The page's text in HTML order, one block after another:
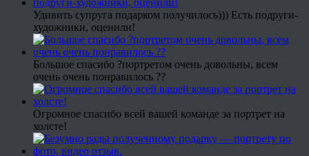
Удивить супруга подарком получилось))) Есть подруги-
художники, оценили!
Большое спасибо ?портретом очень довольны, всем
очень очень понравилось ??
Огромное спасибо всей вашей команде за портрет на
холсте!